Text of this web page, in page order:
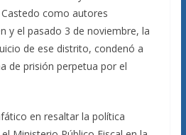
Castedo como autores
y el pasado 3 de noviembre, la
de ese distrito, condenó a
de prisión perpetua por el
en resaltar la política